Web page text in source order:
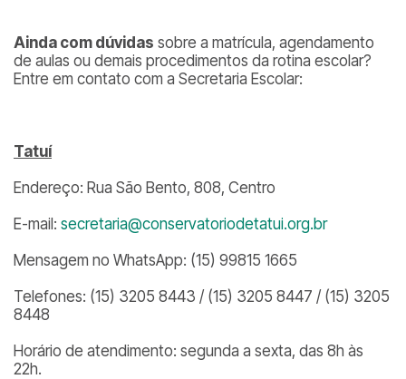
Ainda com dúvidas sobre a matrícula, agendamento
de aulas ou demais procedimentos da rotina escolar?
Entre em contato com a Secretaria Escolar:
Tatuí
Endereço: Rua São Bento, 808, Centro
E-mail: secretaria@conservatoriodetatui.org.br
Mensagem no WhatsApp: (15) 99815 1665
Telefones: (15) 3205 8443 / (15) 3205 8447 / (15) 3205
8448
Horário de atendimento: segunda a sexta, das 8h às
22h.